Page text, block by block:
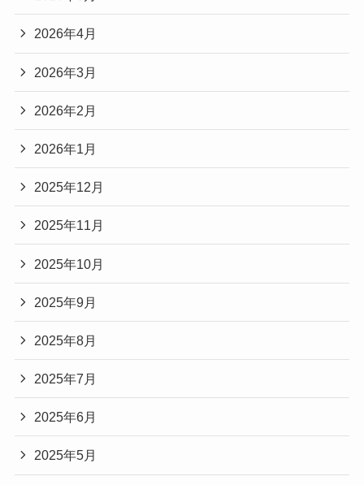
2026年4月
2026年3月
2026年2月
2026年1月
2025年12月
2025年11月
2025年10月
2025年9月
2025年8月
2025年7月
2025年6月
2025年5月